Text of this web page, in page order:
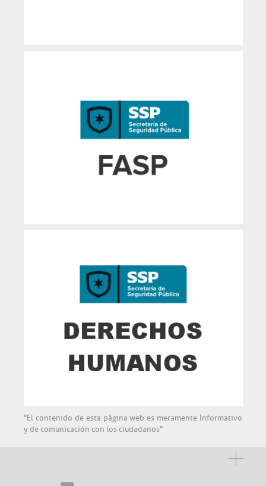
"El contenido de esta página web es meramente Informativo
y de comunicación con los ciudadanos"